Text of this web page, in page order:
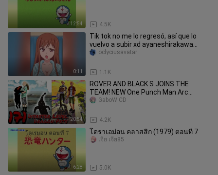
12:54 4.5K
0:11
Tik tok no me lo regresó, así que lo
vuelvo a subir xd ayaneshirakawa
animeedit xyz xy overflow otaku
1.1K
oclyciusavatar
20:54
ROVER AND BLACK S JOINS THE
TEAM! NEW One Punch Man Arc
Begins | Black Clover Chapter 171
4.2K
GaboW CD
6:28
โดราเอม่อน คลาสสิก (1979) ตอนที่ 7
5.0K
เจีย เจีย85